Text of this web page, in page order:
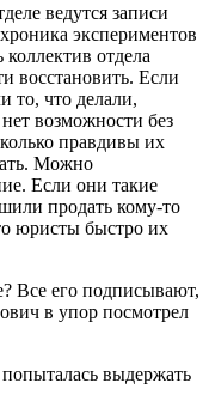
ведутся записи
экспериментов
коллектив отдела
восстановить. Если
то, что делали,
возможности без
правдивы их
Можно
Если они такие
продать кому-то
юристы быстро их
Все его подписывают,
в упор посмотрел
выдержать